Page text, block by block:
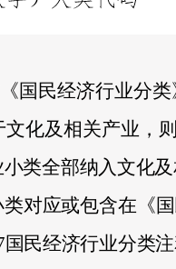
国民经济行业分类
化及相关产业，
小类全部纳入文化
类对应或包含在《
国民经济行业分类注